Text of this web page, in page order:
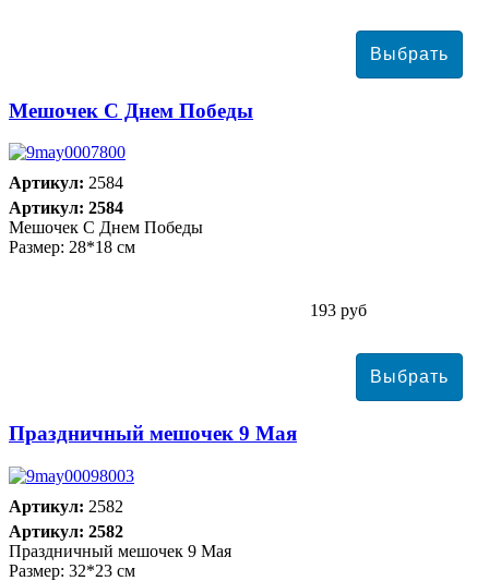
Мешочек С Днем Победы
Артикул: 2584
Артикул: 2584
Мешочек С Днем Победы
Размер: 28*18 см
193 руб
Праздничный мешочек 9 Мая
Артикул: 2582
Артикул: 2582
Праздничный мешочек 9 Мая
Размер: 32*23 см